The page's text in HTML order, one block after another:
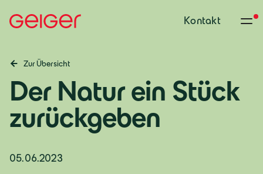
Kontakt
Zur Übersicht
Der Natur ein Stück
zurückgeben
05.06.2023